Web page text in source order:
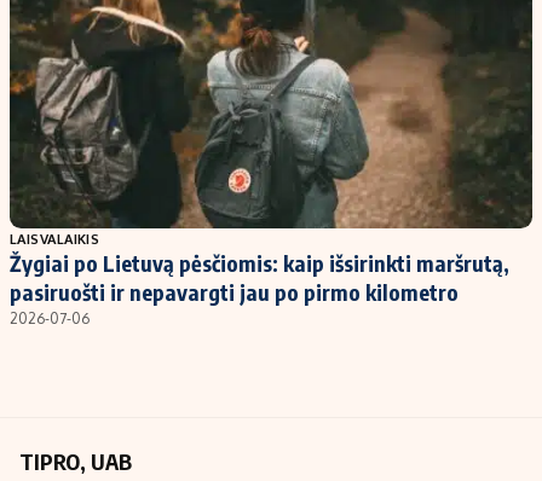
Indėlių palūkanos
LAISVALAIKIS
Žygiai po Lietuvą pėsčiomis: kaip išsirinkti maršrutą,
pasiruošti ir nepavargti jau po pirmo kilometro
2026-07-06
TIPRO, UAB